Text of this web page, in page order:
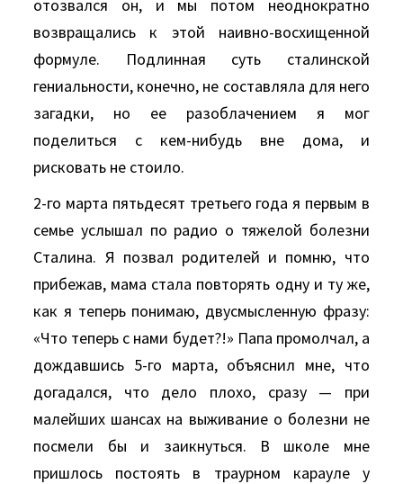
отозвался он, и мы потом неоднократно
возвращались к этой наивно-восхищенной
формуле. Подлинная суть сталинской
гениальности, конечно, не составляла для него
загадки, но ее разоблачением я мог
поделиться с кем-нибудь вне дома, и
рисковать не стоило.
2-го марта пятьдесят третьего года я первым в
семье услышал по радио о тяжелой болезни
Сталина. Я позвал родителей и помню, что
прибежав, мама стала повторять одну и ту же,
как я теперь понимаю, двусмысленную фразу:
«Что теперь с нами будет?!» Папа промолчал, а
дождавшись 5-го марта, объяснил мне, что
догадался, что дело плохо, сразу — при
малейших шансах на выживание о болезни не
посмели бы и заикнуться. В школе мне
пришлось постоять в траурном карауле у